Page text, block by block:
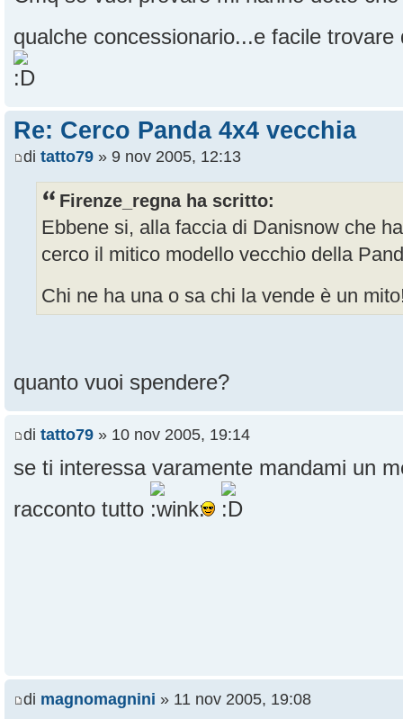
qualche concessionario...e facile
Re: Cerco Panda 4x4 vecchia
di tatto79 » 9 nov 2005, 12:13
Firenze_regna ha scritto:
Ebbene si, alla faccia di Danisnow che
cerco il mitico modello vecchio della
Chi ne ha una o sa chi la vende è un
quanto vuoi spendere?
di tatto79 » 10 nov 2005, 19:14
se ti interessa varamente mandami un
racconto tutto
di magnomagnini » 11 nov 2005, 19:08